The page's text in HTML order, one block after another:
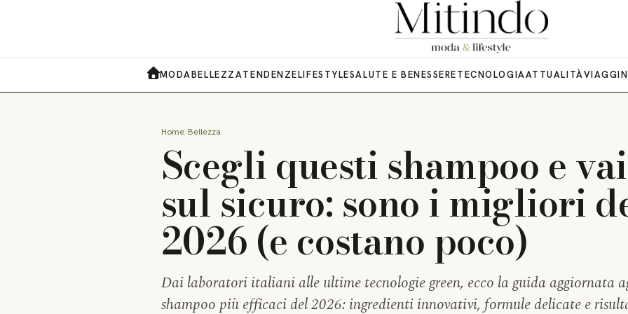
MODABELLEZZATENDENZELIFESTYLESALUTE E BENESSERETECNOLOGIAATTUALITÀVIAGGI
Home Bellezza
Scegli questi shampoo e vai
sul sicuro: sono i migliori
2026 (e costano poco)
Dai laboratori italiani alle ultime tecnologie green, ecco la guida aggiornata
shampoo più efficaci del 2026: ingredienti innovativi, formule delicate e